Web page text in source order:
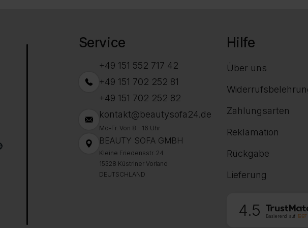
Service
+49 151 552 717 42
+49 151 702 252 81
+49 151 702 252 82
kontakt@beautysofa24.de
Mo-Fr. Von 8 - 16 Uhr
BEAUTY SOFA GMBH
Kleine Friedensstr. 24
15328 Küstriner Vorland
DEUTSCHLAND
Hilfe
Über uns
Zahlungsarten
Reklamation
Rückgabe
Lieferung
4.5 Basierend auf 1997